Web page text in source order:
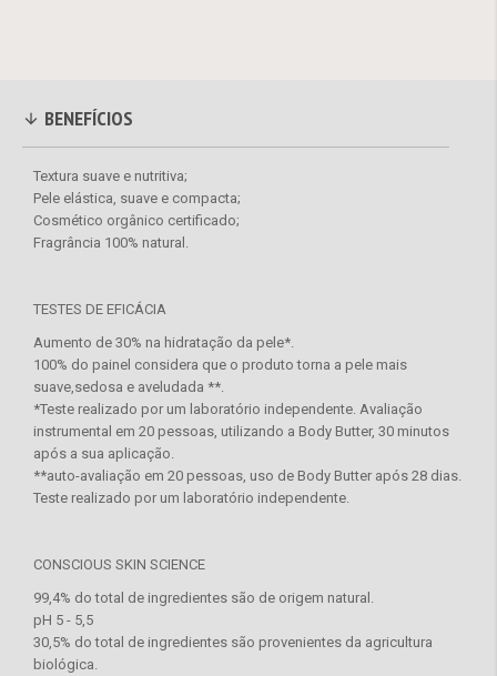
BENEFÍCIOS
Textura suave e nutritiva;
Pele elástica, suave e compacta;
Cosmético orgânico certificado;
Fragrância 100% natural.
TESTES DE EFICÁCIA
Aumento de 30% na hidratação da pele*.
100% do painel considera que o produto torna a pele mais
suave,sedosa e aveludada **.
*Teste realizado por um laboratório independente. Avaliação
instrumental em 20 pessoas, utilizando a Body Butter, 30 minutos
após a sua aplicação.
**auto-avaliação em 20 pessoas, uso de Body Butter após 28 dias.
Teste realizado por um laboratório independente.
CONSCIOUS SKIN SCIENCE
99,4% do total de ingredientes são de origem natural.
pH 5 - 5,5
30,5% do total de ingredientes são provenientes da agricultura
biológica.